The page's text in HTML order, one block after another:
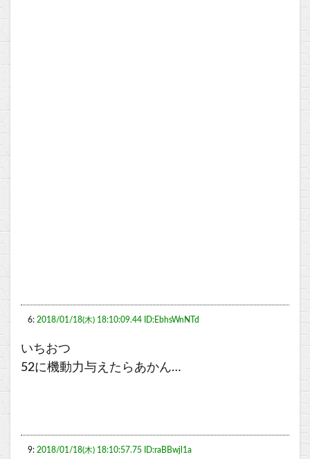
6: 2018/01/18(木) 18:10:09.44 ID:EbhsWnNTd
いちおつ
52に機動力与えたらあかん…
9: 2018/01/18(木) 18:10:57.75 ID:raBBwjl1a